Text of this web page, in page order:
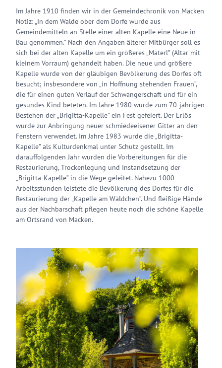
Im Jahre 1910 finden wir in der Gemeindechronik von Macken
Notiz: „In dem Walde ober dem Dorfe wurde aus
Gemeindemitteln an Stelle einer alten Kapelle eine Neue in
Bau genommen.” Nach den Angaben älterer Mitbürger soll es
sich bei der alten Kapelle um ein größeres „Materl” (Altar mit
kleinem Vorraum) gehandelt haben. Die neue und größere
Kapelle wurde von der gläubigen Bevölkerung des Dorfes oft
besucht; insbesondere von „in Hoffnung stehenden Frauen”,
die für einen guten Verlauf der Schwangerschaft und für ein
gesundes Kind beteten. Im Jahre 1980 wurde zum 70-jährigen
Bestehen der „Brigitta-Kapelle” ein Fest gefeiert. Der Erlös
wurde zur Anbringung neuer schmiedeeisener Gitter an den
Fenstern verwendet. Im Jahre 1983 wurde die „Brigitta-
Kapelle” als Kulturdenkmal unter Schutz gestellt. Im
darauffolgenden Jahr wurden die Vorbereitungen für die
Restaurierung, Trockenlegung und Instandsetzung der
„Brigitta-Kapelle” in die Wege geleitet. Nahezu 1000
Arbeitsstunden leistete die Bevölkerung des Dorfes für die
Restaurierung der „Kapelle am Wäldchen”. Und fleißige Hände
aus der Nachbarschaft pflegen heute noch die schöne Kapelle
am Ortsrand von Macken.